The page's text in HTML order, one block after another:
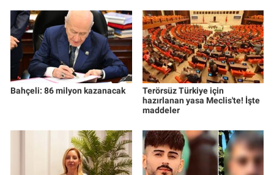
Bahçeli: 86 milyon kazanacak
Terörsüz Türkiye için
hazırlanan yasa Meclis'te! İşte
maddeler